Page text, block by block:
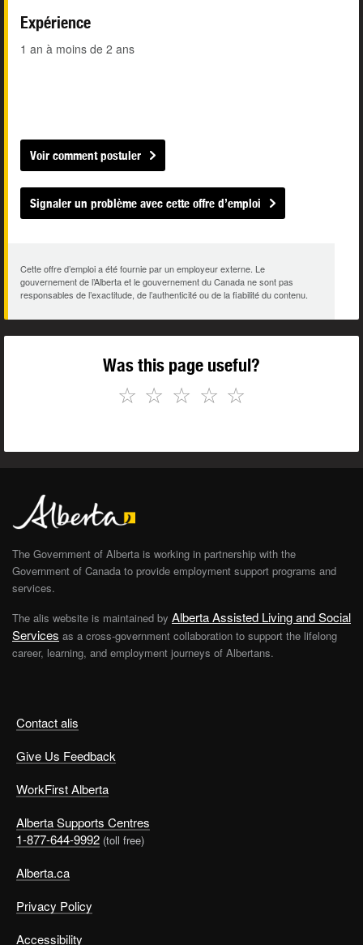
Expérience
1 an à moins de 2 ans
Voir comment postuler
Signaler un problème avec cette offre d’emploi
Cette offre d’emploi a été fournie par un employeur externe. Le
gouvernement de l’Alberta et le gouvernement du Canada ne sont pas
responsables de l’exactitude, de l’authenticité ou de la fiabilité du contenu.
Was this page useful?
☆
☆
☆
☆
☆
Contact alis
Give Us Feedback
WorkFirst Alberta
Alberta Supports Centres
1-877-644-9992 (toll free)
Alberta.ca
Privacy Policy
Accessibility
The Government of Alberta is working in partnership with the
Government of Canada to provide employment support programs and
services.
The alis website is maintained by Alberta Assisted Living and Social
Services as a cross-government collaboration to support the lifelong
career, learning, and employment journeys of Albertans.